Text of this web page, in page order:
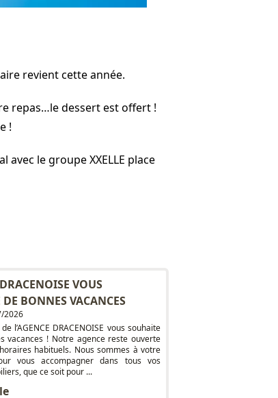
revient cette année.
repas…le dessert est offert !
!
le groupe XXELLE place
VOUS
BONNES VACANCES
2026
l’AGENCE DRACENOISE vous souhaite
vacances ! Notre agence reste ouverte
habituels. Nous sommes à votre
vous accompagner dans tous vos
que ce soit pour ...